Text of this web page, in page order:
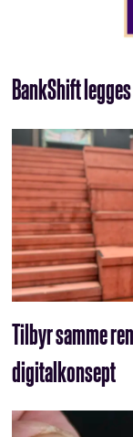
BankShift
Tilbyr samme
digitalkonsept